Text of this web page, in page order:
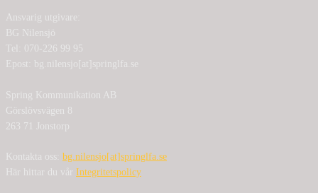
Ansvarig utgivare:
BG Nilensjö
Tel: 070-226 99 95
Epost: bg.nilensjo[at]springlfa.se
Spring Kommunikation AB
Görslövsvägen 8
263 71 Jonstorp
Kontakta oss: bg.nilensjo[at]springlfa.se
Här hittar du vår Integritetspolicy